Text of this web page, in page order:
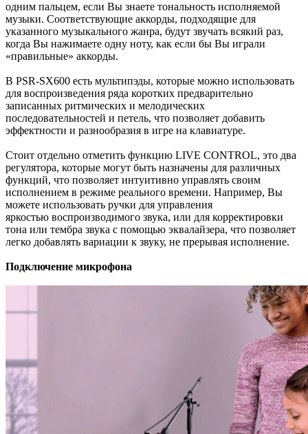
одним пальцем, если Вы знаете тональность исполняемой
музыки. Соответствующие аккорды, подходящие для
указанного музыкального жанра, будут звучать всякий раз,
когда Вы нажимаете одну ноту, как если бы Вы играли
«правильные» аккорды.
В PSR-SX600 есть мультипэды, которые можно использовать
для воспроизведения ряда коротких предварительно
записанных ритмических и мелодических
последовательностей и петель, что позволяет добавить
эффектности и разнообразия в игре на клавиатуре.
Стоит отдельно отметить функцию LIVE CONTROL, это два
регулятора, которые могут быть назначены для различных
функций, что позволяет интуитивно управлять своим
исполнением в режиме реального времени. Например, Вы
можете использовать ручки для управления
яркостью воспроизводимого звука, или для корректировки
тона или тембра звука с помощью эквалайзера, что позволяет
легко добавлять вариации к звуку, не прерывая исполнение.
Подключение микрофона